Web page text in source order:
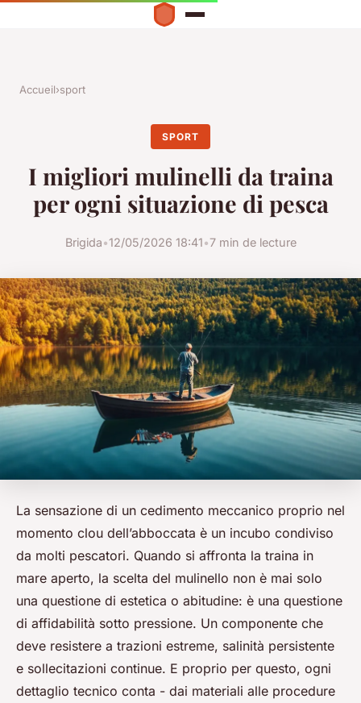
Accueil›sport
SPORT
I migliori mulinelli da traina
per ogni situazione di pesca
Brigida•12/05/2026 18:41•7 min de lecture
La sensazione di un cedimento meccanico proprio nel
momento clou dell’abboccata è un incubo condiviso
da molti pescatori. Quando si affronta la traina in
mare aperto, la scelta del mulinello non è mai solo
una questione di estetica o abitudine: è una questione
di affidabilità sotto pressione. Un componente che
deve resistere a trazioni estreme, salinità persistente
e sollecitazioni continue. E proprio per questo, ogni
dettaglio tecnico conta - dai materiali alle procedure